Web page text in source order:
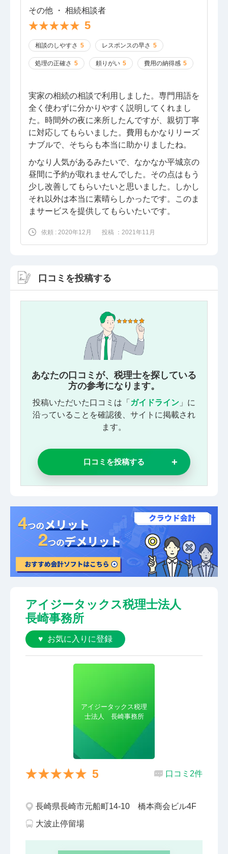
その他 ・ 相続相談者
5
相談のしやすさ 5 レスポンスの早さ 5
処理の正確さ 5 頼りがい 5 費用の納得感 5
実家の相続の相談で利用しました。専門用語を
全く使わずに分かりやすく説明してくれまし
た。時間外の夜に来所したんですが、親切丁寧
に対応してもらいました。費用もかなりリーズ
ナブルで、そちらも本当に助かりましたね。
かなり人気があるみたいで、なかなか平城京の
昼間に予約が取れませんでした。その点はもう
少し改善してもらいたいと思いました。しかし
それ以外は本当に素晴らしかったです。このま
まサービスを提供してもらいたいです。
依頼 : 2020年12月 投稿 ：2021年11月
口コミを投稿する
あなたの口コミが、税理士を探している
方の参考になります。
投稿いただいた口コミは「 ガイドライン 」に
沿っていることを確認後、サイトに掲載され
ます。
口コミを投稿する
アイジータックス税理士法人
長崎事務所
お気に入りに登録
アイジータックス税理
士法人 長崎事務所
5 口コミ2件
長崎県長崎市元船町14-10 橋本商会ビル4F
大波止停留場